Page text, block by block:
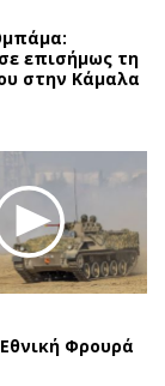
επισήμως τη
στην Κάμαλα
Φρουρά